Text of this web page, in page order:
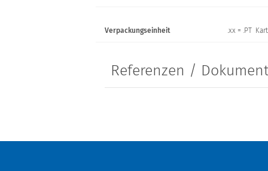
Verpackungseinheit .xx = .PT
Referenzen /